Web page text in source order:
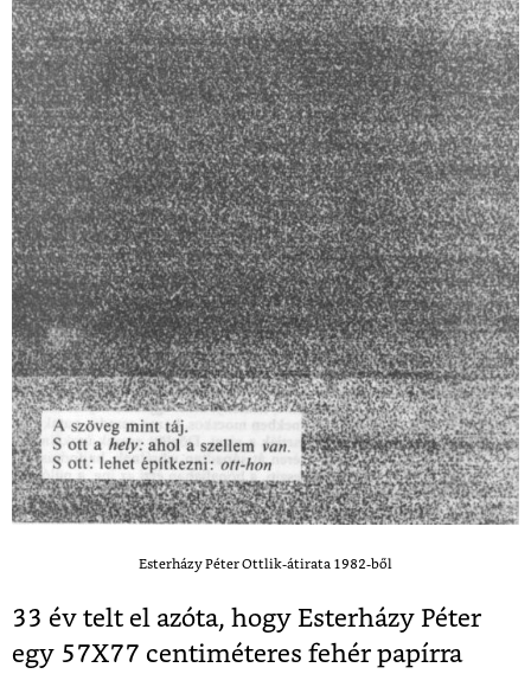
Esterházy Péter Ottlik-átirata 1982-ből
33 év telt el azóta, hogy Esterházy Péter
egy 57X77 centiméteres fehér papírra